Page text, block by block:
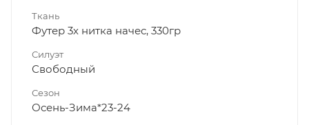
Ткань
Футер 3х нитка начес, 330гр
Силуэт
Свободный
Сезон
Осень-Зима*23-24